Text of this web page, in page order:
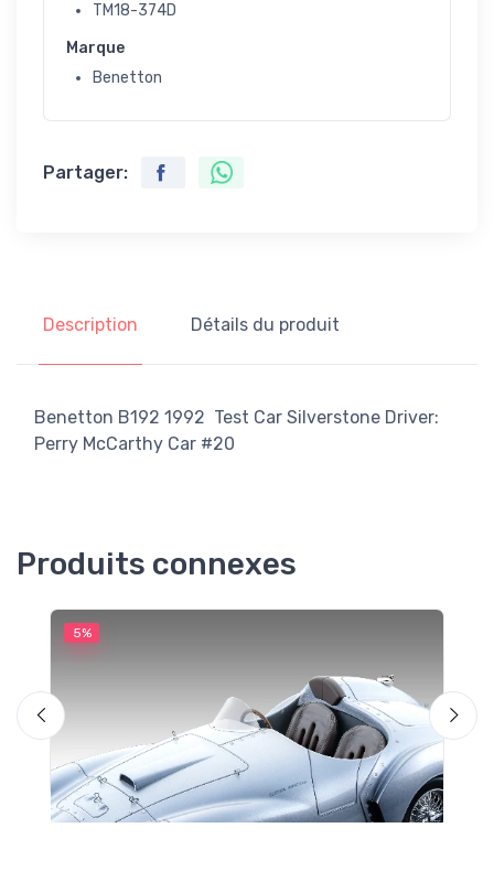
TM18-374D
Marque
Benetton
Partager:
Description Détails du produit
Benetton B192 1992 Test Car Silverstone Driver:
Perry McCarthy Car #20
Produits connexes
5%